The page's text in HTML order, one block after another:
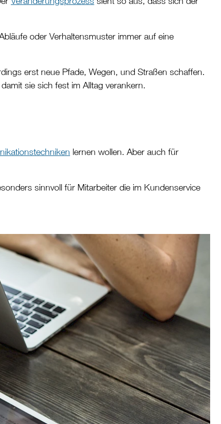
oder Verhaltensmuster immer auf eine
erst neue Pfade, Wegen, und Straßen schaffen.
sie sich fest im Alltag verankern.
lernen wollen. Aber auch für
sinnvoll für Mitarbeiter die im Kundenservice